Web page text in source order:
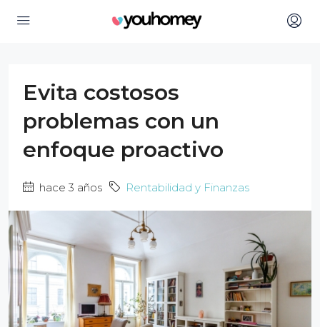
Evita costosos
problemas con un
enfoque proactivo
hace 3 años Rentabilidad y Finanzas